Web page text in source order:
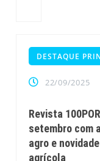
DESTAQUE
22/09/2025
Revista
setembro com
agro e
agrícola